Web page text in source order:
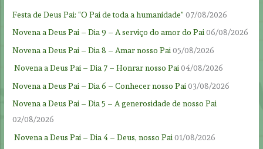
Festa de Deus Pai: “O Pai de toda a humanidade” 07/08/2026
Novena a Deus Pai – Dia 9 – A serviço do amor do Pai06/08/2026
Novena a Deus Pai – Dia 8 – Amar nosso Pai 05/08/2026
Novena a Deus Pai – Dia 7 – Honrar nosso Pai04/08/2026
Novena a Deus Pai – Dia 6 – Conhecer nosso Pai 03/08/2026
Novena a Deus Pai – Dia 5 – A generosidade de nosso Pai
02/08/2026
Novena a Deus Pai – Dia 4 – Deus, nosso Pai 01/08/2026